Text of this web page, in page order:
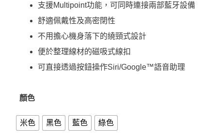
支援Multipoint功能，可同時連接兩部藍牙設備
舒適佩戴性及高密閉性
不用擔心機身落下的繞頸式設計
便於整理線材的磁吸式線扣
可直接透過按鈕操作Siri/Google™語音助理
顏色
米色 黑色 藍色 綠色